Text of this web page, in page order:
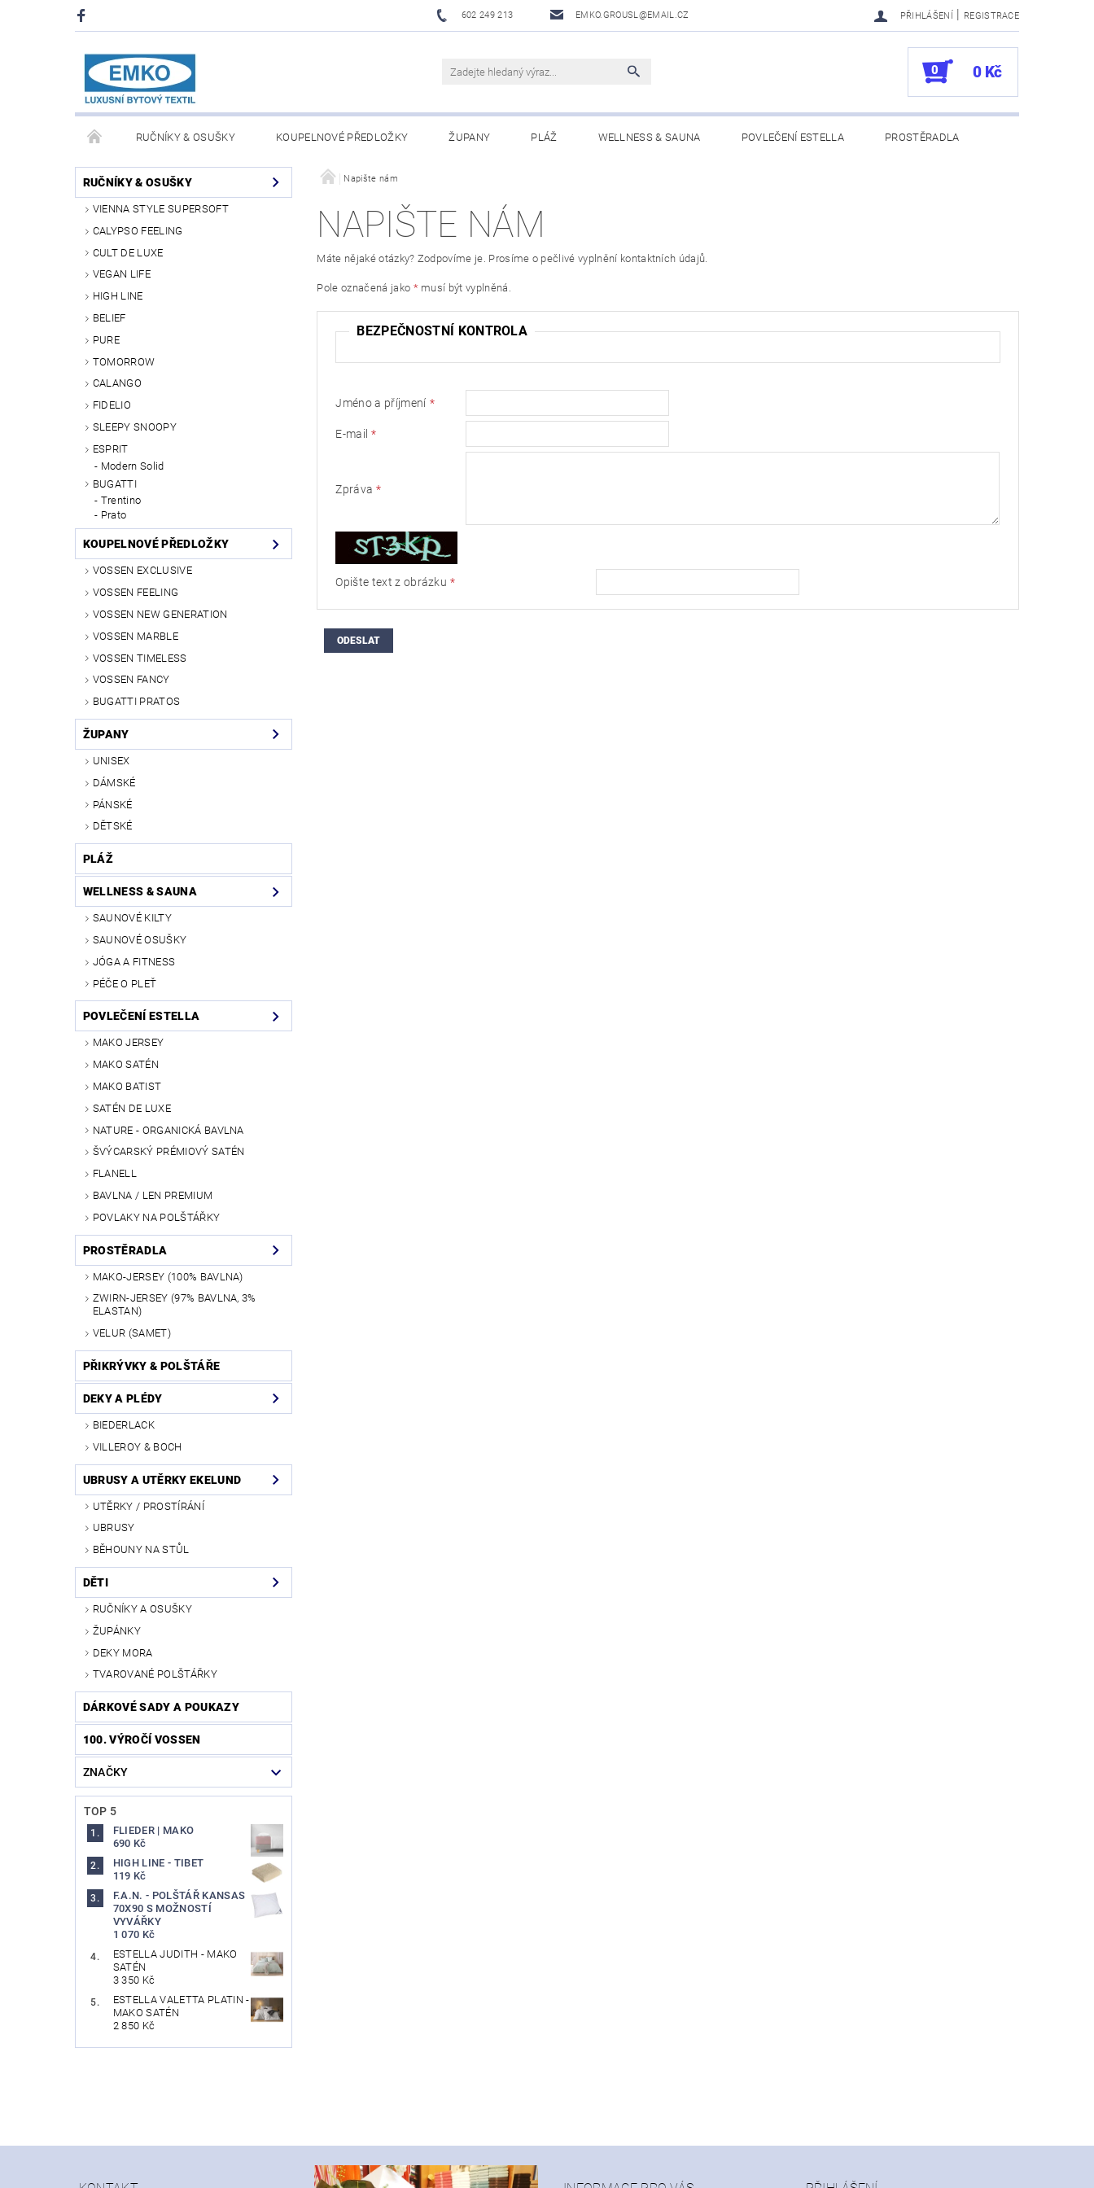
602 249 213 EMKO.GROUSL@EMAIL.CZ PŘIHLÁŠENÍ | REGISTRACE
0 0 Kč
RUČNÍKY & OSUŠKY KOUPELNOVÉ PŘEDLOŽKY ŽUPANY PLÁŽ WELLNESS & SAUNA POVLEČENÍ ESTELLA PROSTĚRADLA
PŘIKRÝVKY & POLŠTÁŘE DEKY A PLÉDY UBRUSY A UTĚRKY EKELUND
OBCHODNÍ PODMÍNKY NAPIŠTE NÁM
RUČNÍKY & OSUŠKY
VIENNA STYLE SUPERSOFT
CALYPSO FEELING
CULT DE LUXE
VEGAN LIFE
HIGH LINE
BELIEF
PURE
TOMORROW
CALANGO
FIDELIO
SLEEPY SNOOPY
ESPRIT
Modern Solid
BUGATTI
Trentino
Prato
KOUPELNOVÉ PŘEDLOŽKY
VOSSEN EXCLUSIVE
VOSSEN FEELING
VOSSEN NEW GENERATION
VOSSEN MARBLE
VOSSEN TIMELESS
VOSSEN FANCY
BUGATTI PRATOS
ŽUPANY
UNISEX
DÁMSKÉ
PÁNSKÉ
DĚTSKÉ
PLÁŽ
WELLNESS & SAUNA
SAUNOVÉ KILTY
SAUNOVÉ OSUŠKY
JÓGA A FITNESS
PÉČE O PLEŤ
POVLEČENÍ ESTELLA
MAKO JERSEY
MAKO SATÉN
MAKO BATIST
SATÉN DE LUXE
NATURE - ORGANICKÁ BAVLNA
ŠVÝCARSKÝ PRÉMIOVÝ SATÉN
FLANELL
BAVLNA / LEN PREMIUM
POVLAKY NA POLŠTÁŘKY
PROSTĚRADLA
MAKO-JERSEY (100% BAVLNA)
ZWIRN-JERSEY (97% BAVLNA, 3%
ELASTAN)
VELUR (SAMET)
PŘIKRÝVKY & POLŠTÁŘE
DEKY A PLÉDY
BIEDERLACK
VILLEROY & BOCH
UBRUSY A UTĚRKY EKELUND
UTĚRKY / PROSTÍRÁNÍ
UBRUSY
BĚHOUNY NA STŮL
DĚTI
RUČNÍKY A OSUŠKY
ŽUPÁNKY
DEKY MORA
TVAROVANÉ POLŠTÁŘKY
DÁRKOVÉ SADY A POUKAZY
100. VÝROČÍ VOSSEN
ZNAČKY
TOP 5
FLIEDER | MAKO
690 Kč
HIGH LINE - TIBET
119 Kč
F.A.N. - POLŠTÁŘ KANSAS
70X90 S MOŽNOSTÍ
VYVÁŘKY
1 070 Kč
ESTELLA JUDITH - MAKO
SATÉN
3 350 Kč
ESTELLA VALETTA PLATIN -
MAKO SATÉN
2 850 Kč
Napište nám
NAPIŠTE NÁM
Máte nějaké otázky? Zodpovíme je. Prosíme o pečlivé vyplnění kontaktních údajů.
Pole označená jako *musí být vyplněná.
BEZPEČNOSTNÍ KONTROLA
Jméno a příjmení
E-mail
Zpráva
Opište text z obrázku